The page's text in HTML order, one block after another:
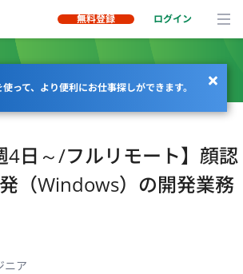
無料登録 ログイン
って、より便利にお仕事探しができます。
4日～/フルリモート】顔認
（Windows）の開発業務
ニア